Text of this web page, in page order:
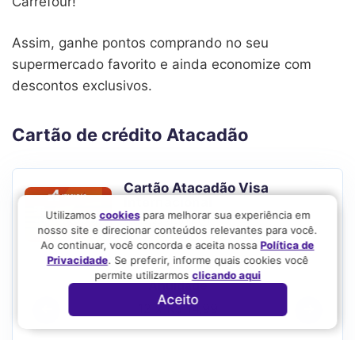
Assim, ganhe pontos comprando no seu
supermercado favorito e ainda economize com
descontos exclusivos.
Cartão de crédito Atacadão
Cartão Atacadão Visa
Avaliação Mobills
4.7
Anuidade
12 x R$ 14,99
Utilizamos cookiespara melhorar sua experiência em
nosso site e direcionar conteúdos relevantes para você.
Ao continuar, você concorda e aceita nossaPolítica de
Privacidade. Se preferir, informe quais cookies você
permite utilizarmos clicando aqui
Aceito